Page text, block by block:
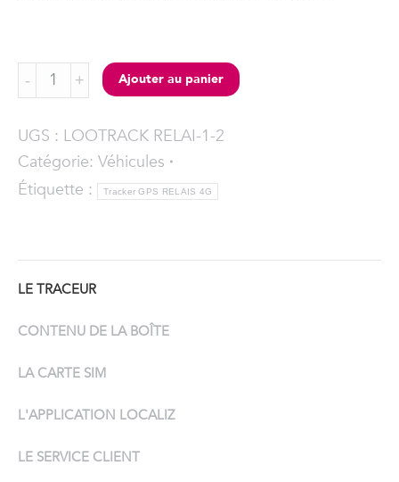
2
TRACEURS
GPS
RELAIS
Ajouter au panier
UGS : LOOTRACK RELAI-1-2
Catégorie: Véhicules
Étiquette :
Tracker GPS RELAIS 4G
LE TRACEUR
CONTENU DE LA BOÎTE
LA CARTE SIM
L'APPLICATION LOCALIZ
LE SERVICE CLIENT